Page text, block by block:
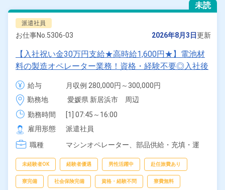
未読
派遣社員
お仕事No.5306-03 2026年8月3日更新
【入社祝い金30万円支給★高時給1,600円★】電池材
料の製造オペレーター業務！資格・経験不要◎入社後
に無料で資格取得も可能★寮費無料！ワンルーム寮完
備！《愛媛県新居浜市》
給与
月収例 280,000円～300,000円
時給 1,600円～1,600円
勤務地
愛媛県 新居浜市　周辺
勤務時間
[1] 07:45～16:00
[2] 15:45～00:00
[3] 23:45～08:00
雇用形態
派遣社員
職種
マシンオペレーター、 部品供給・充填・運
未経験者OK 経験者優遇 男性活躍中 赴任旅費あり
寮完備 社会保険完備 資格・経験不問 寮費無料